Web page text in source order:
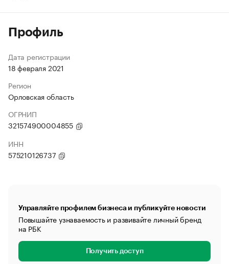
Профиль
Дата регистрации
18 февраля 2021
Регион
Орловская область
ОГРНИП
321574900004855
ИНН
575210126737
Управляйте профилем бизнеса и публикуйте новости
Повышайте узнаваемость и развивайте личный бренд
на РБК
Получить доступ